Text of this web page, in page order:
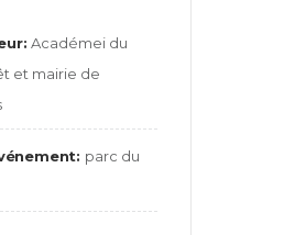
Académei du
et mairie de
parc du